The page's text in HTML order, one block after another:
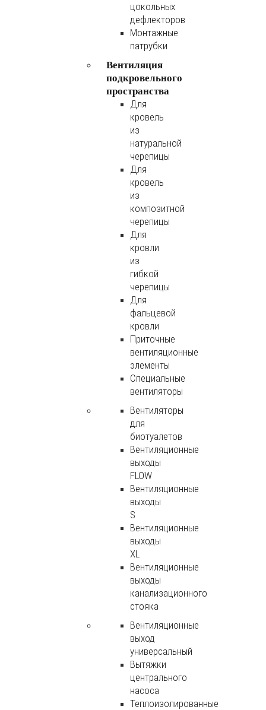
цокольных
дефлекторов
Монтажные
патрубки
Вентиляция
подкровельного
пространства
Для
кровель
из
натуральной
черепицы
Для
кровель
из
композитной
черепицы
Для
кровли
из
гибкой
черепицы
Для
фальцевой
кровли
Приточные
вентиляционные
элементы
Специальные
вентиляторы
Вентиляторы
для
биотуалетов
Вентиляционные
выходы
FLOW
Вентиляционные
выходы
S
Вентиляционные
выходы
XL
Вентиляционные
выходы
канализационного
стояка
Вентиляционные
выход
универсальный
Вытяжки
центрального
насоса
Теплоизолированные